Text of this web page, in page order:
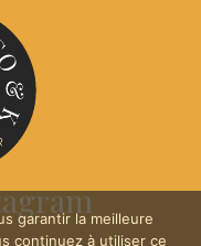
garantir la meilleure
continuez à utiliser ce